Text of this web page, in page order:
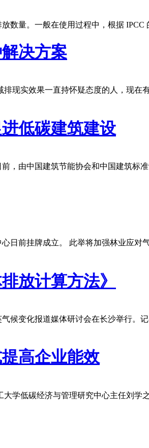
量。一般在使用过程中，根据 IPCC
决方案
现实效果一直持怀疑态度的人，现在
低碳建筑建设
，由中国建筑节能协会和中国建筑
日前挂牌成立。 此举将加强林业应
放计算方法》
候变化报道媒体研讨会在长沙举行。
高企业能效
学低碳经济与管理研究中心主任刘